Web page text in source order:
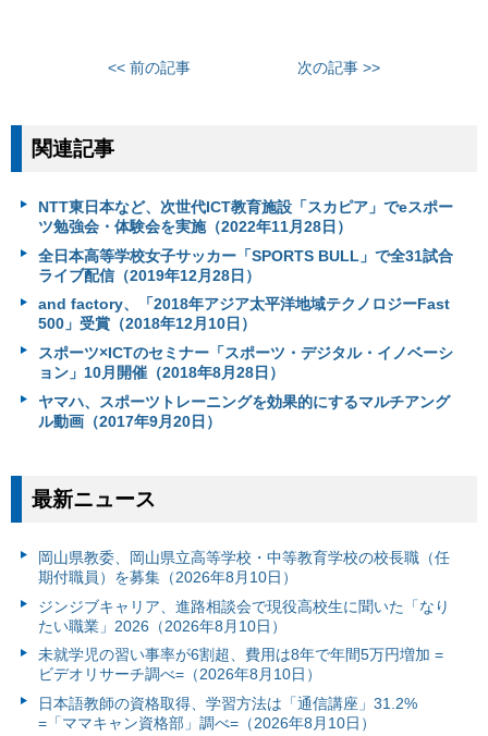
<< 前の記事 次の記事 >>
関連記事
NTT東日本など、次世代ICT教育施設「スカピア」でeスポー
ツ勉強会・体験会を実施（2022年11月28日）
全日本高等学校女子サッカー「SPORTS BULL」で全31試合
ライブ配信（2019年12月28日）
and factory、「2018年アジア太平洋地域テクノロジーFast
500」受賞（2018年12月10日）
スポーツ×ICTのセミナー「スポーツ・デジタル・イノベーシ
ョン」10月開催（2018年8月28日）
ヤマハ、スポーツトレーニングを効果的にするマルチアング
ル動画（2017年9月20日）
最新ニュース
岡山県教委、岡山県立高等学校・中等教育学校の校長職（任
期付職員）を募集（2026年8月10日）
ジンジブキャリア、進路相談会で現役高校生に聞いた「なり
たい職業」2026（2026年8月10日）
未就学児の習い事率が6割超、費用は8年で年間5万円増加 =
ビデオリサーチ調べ=（2026年8月10日）
日本語教師の資格取得、学習方法は「通信講座」31.2%
=「ママキャン資格部」調べ=（2026年8月10日）